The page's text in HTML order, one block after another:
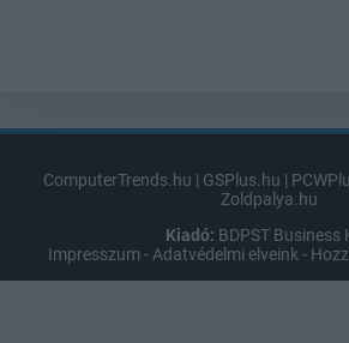
ComputerTrends.hu | GSPlus.hu |
Zoldpalya.hu
Kiadó: BDPST Business
Impresszum - Adatvédelmi elveink -